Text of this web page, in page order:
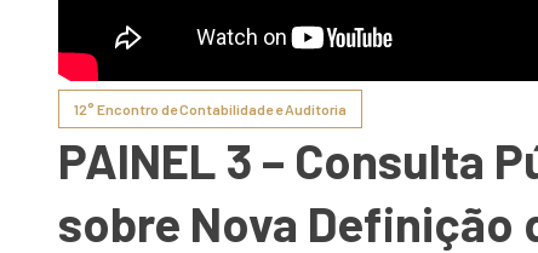
12° Encontro de Contabilidade e Auditoria
PAINEL 3 – Consulta
sobre Nova Definição